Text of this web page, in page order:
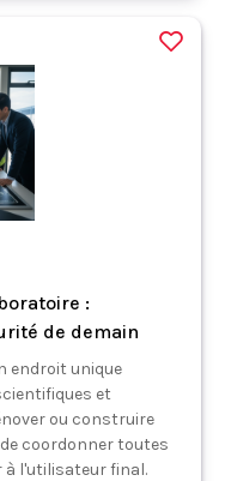
:
de demain
endroit unique
et
ou construire
coordonner toutes
à l'utilisateur final.